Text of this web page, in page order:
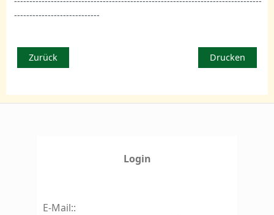
----------------------------
Zurück Drucken
Login
E-Mail::